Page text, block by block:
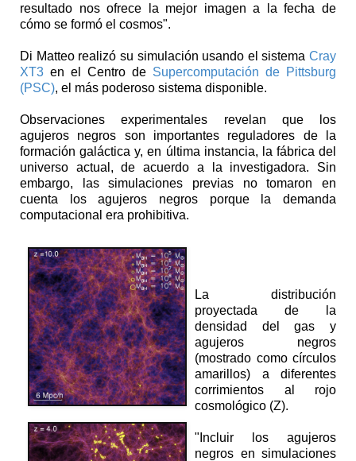
resultado nos ofrece la mejor imagen a la fecha de
cómo se formó el cosmos".
Di Matteo realizó su simulación usando el sistema Cray
XT3 en el Centro de Supercomputación de Pittsburg
(PSC), el más poderoso sistema disponible.
Observaciones experimentales revelan que los
agujeros negros son importantes reguladores de la
formación galáctica y, en última instancia, la fábrica del
universo actual, de acuerdo a la investigadora. Sin
embargo, las simulaciones previas no tomaron en
cuenta los agujeros negros porque la demanda
computacional era prohibitiva.
La distribución
proyectada de la
densidad del gas y
agujeros negros
(mostrado como círculos
amarillos) a diferentes
corrimientos al rojo
cosmológico (Z).
"Incluir los agujeros
negros en simulaciones